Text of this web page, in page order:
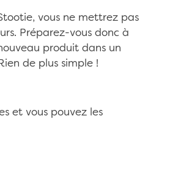
vous ne mettrez pas
Préparez-vous donc à
produit dans un
de plus simple !
et vous pouvez les